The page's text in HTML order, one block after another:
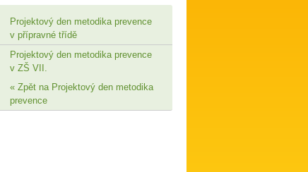
Projektový den metodika prevence
v přípravné třídě
Projektový den metodika prevence
v ZŠ VII.
Zpět na Projektový den metodika
prevence